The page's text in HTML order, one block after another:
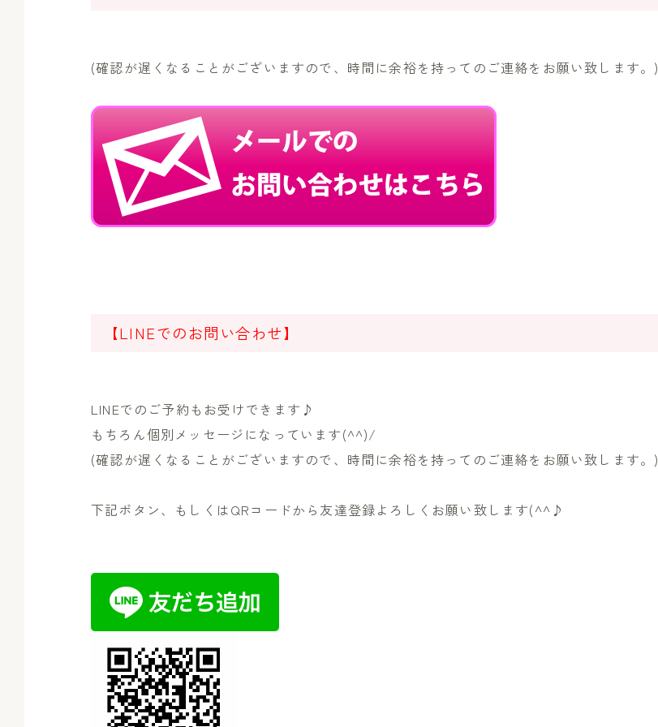
(確認が遅くなることがございますので、時間に余裕を持ってのご連絡をお願い致します。)
【LINEでのお問い合わせ】
LINEでのご予約もお受けできます♪
もちろん個別メッセージになっています(^^)/
(確認が遅くなることがございますので、時間に余裕を持ってのご連絡をお願い致します。)
下記ボタン、もしくはQRコードから友達登録よろしくお願い致します(^^♪